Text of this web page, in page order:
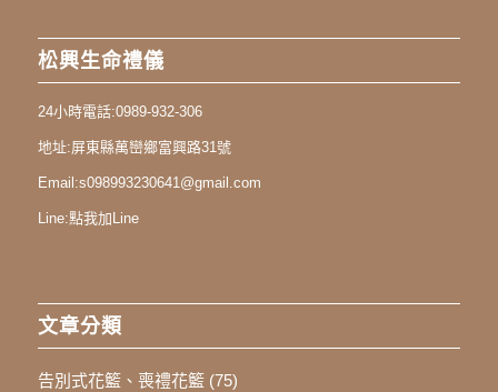
松興生命禮儀
24小時電話:0989-932-306
地址:屏東縣萬巒鄉富興路31號
Email:s098993230641@gmail.com
Line:點我加Line
文章分類
告別式花籃、喪禮花籃(75)